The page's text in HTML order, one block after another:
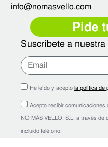
info@nomasvello.com
Pide
Suscríbete a
He leído y aceptola política de
Acepto recibir comunicaciones
NO MÁS VELLO, S.L. a través de
incluido teléfono.